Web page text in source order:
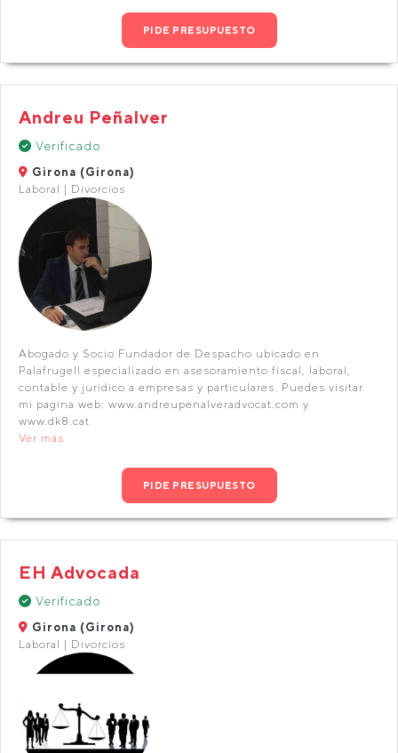
PIDE PRESUPUESTO
Andreu Peñalver
Verificado
Girona (Girona)
Laboral | Divorcios
Abogado y Socio Fundador de Despacho ubicado en
Palafrugell especializado en asesoramiento fiscal, laboral,
contable y juridico a empresas y particulares. Puedes visitar
mi pagina web: www.andreupenalveradvocat.com y
www.dk8.cat
Ver más
PIDE PRESUPUESTO
EH Advocada
Verificado
Girona (Girona)
Laboral | Divorcios